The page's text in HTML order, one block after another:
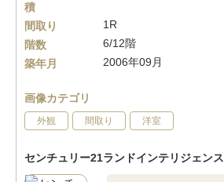
積
間取り
1R
階数
6/12階
築年月
2006年09月
画像カテゴリ
外観 間取り 洋室
センチュリー21ランドインテリジェンス